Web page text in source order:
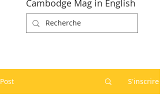
Cambodge Mag in English
Post S'inscrire